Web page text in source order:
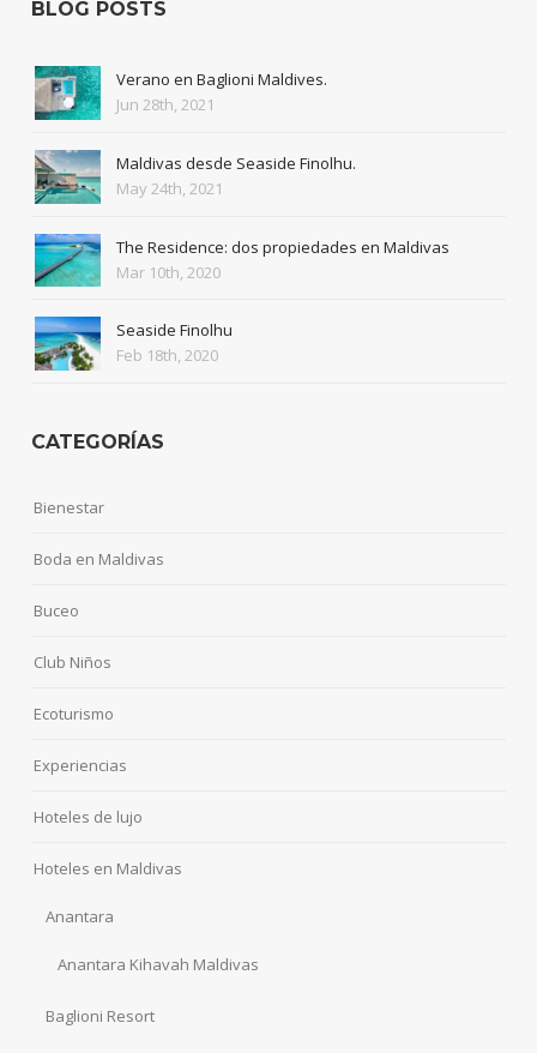
BLOG POSTS
Verano en Baglioni Maldives.
Jun 28th, 2021
Maldivas desde Seaside Finolhu.
May 24th, 2021
The Residence: dos propiedades en Maldivas
Mar 10th, 2020
Seaside Finolhu
Feb 18th, 2020
CATEGORÍAS
Bienestar
Boda en Maldivas
Buceo
Club Niños
Ecoturismo
Experiencias
Hoteles de lujo
Hoteles en Maldivas
Anantara
Anantara Kihavah Maldivas
Baglioni Resort